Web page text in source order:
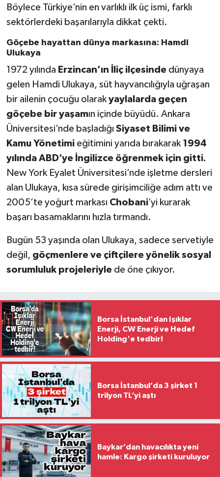
Böylece Türkiye’nin en varlıklı ilk üç ismi, farklı
sektörlerdeki başarılarıyla dikkat çekti.
Göçebe hayattan dünya markasına: Hamdi
Ulukaya
1972 yılında Erzincan’ın İliç ilçesindedünyaya
gelen Hamdi Ulukaya, süt hayvancılığıyla uğraşan
bir ailenin çocuğu olarakyaylalarda geçen
göçebe bir yaşamın içinde büyüdü. Ankara
Üniversitesi’nde başladığı Siyaset Bilimi ve
Kamu Yönetimieğitimini yarıda bırakarak 1994
yılında ABD’ye İngilizce öğrenmek için gitti.
New York Eyalet Üniversitesi’nde işletme dersleri
alan Ulukaya, kısa sürede girişimciliğe adım attı ve
2005’te yoğurt markası Chobani’yi kurarak
başarı basamaklarını hızla tırmandı.
Bugün 53 yaşında olan Ulukaya, sadece servetiyle
değil, göçmenlere ve çiftçilere yönelik sosyal
sorumluluk projeleriylede öne çıkıyor.
Borsa İstanbul'dan Işıklar
Enerji, CW Enerji ve Hedef
Holding'e tedbir!
Borsa İstanbul’da 3 şirket 1
trilyon TL’yi aştı
Baykar’dan havacılıkta yeni
hamle: Kargo şirketi kuruluyor